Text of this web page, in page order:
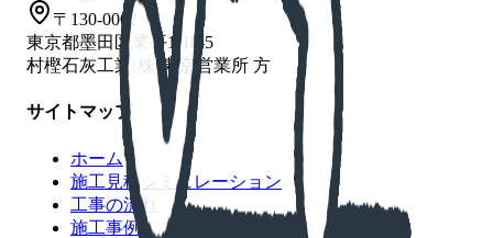
〒130-0002
東京都墨田区業平1-18-5
村樫石灰工業(株)東京営業所 方
サイトマップ
ホーム
施工見積シミュレーション
工事の流れ
施工事例